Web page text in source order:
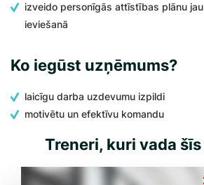
izveido personīgās attīstības plānu
ieviešanā
Ko iegūst uzņēmums?
laicīgu darba uzdevumu izpildi
motivētu un efektīvu komandu
Treneri, kuri vada